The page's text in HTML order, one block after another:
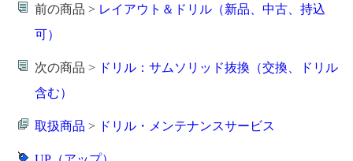
前の商品 > レイアウト＆ドリル（新品、中古、持込
可）
次の商品 > ドリル：サムソリッド抜換（交換、ドリル
含む）
取扱商品 > ドリル・メンテナンスサービス